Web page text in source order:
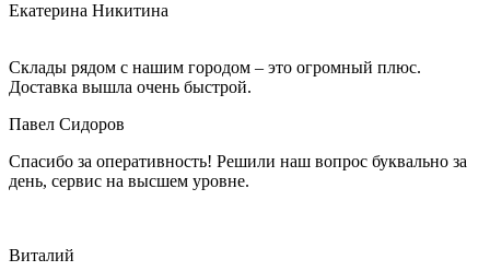
Екатерина Никитина
Склады рядом с нашим городом – это огромный плюс.
Доставка вышла очень быстрой.
Павел Сидоров
Спасибо за оперативность! Решили наш вопрос буквально за
день, сервис на высшем уровне.
Виталий